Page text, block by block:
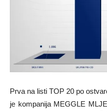
Prva na listi TOP 20 po
je kompanija MEGGLE